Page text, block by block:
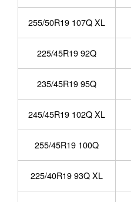
255/50R19 107Q XL
225/45R19 92Q
235/45R19 95Q
245/45R19 102Q XL
255/45R19 100Q
225/40R19 93Q XL